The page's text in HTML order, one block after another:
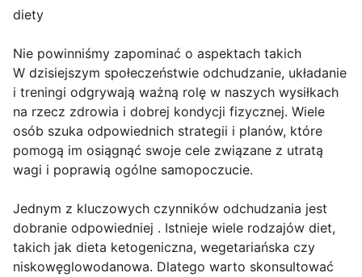
diety
Nie powinniśmy zapominać o aspektach takich
W dzisiejszym społeczeństwie odchudzanie, układanie
i treningi odgrywają ważną rolę w naszych wysiłkach
na rzecz zdrowia i dobrej kondycji fizycznej. Wiele
osób szuka odpowiednich strategii i planów, które
pomogą im osiągnąć swoje cele związane z utratą
wagi i poprawią ogólne samopoczucie.
Jednym z kluczowych czynników odchudzania jest
dobranie odpowiedniej . Istnieje wiele rodzajów diet,
takich jak dieta ketogeniczna, wegetariańska czy
niskowęglowodanowa. Dlatego warto skonsultować